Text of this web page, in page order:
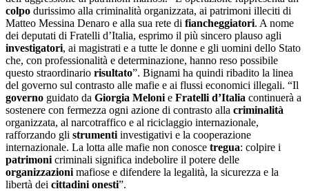
colpo durissimo alla criminalità organizzata, ai patrimoni illeciti di
Matteo Messina Denaro e alla sua rete di fiancheggiatori. A nome
dei deputati di Fratelli d’Italia, esprimo il più sincero plauso agli
investigatori, ai magistrati e a tutte le donne e gli uomini dello Stato
che, con professionalità e determinazione, hanno reso possibile
questo straordinario risultato”. Bignami ha quindi ribadito la linea
del governo sul contrasto alle mafie e ai flussi economici illegali. “Il
governo guidato da Giorgia Meloni e Fratelli d’Italia continuerà a
sostenere con fermezza ogni azione di contrasto alla criminalità
organizzata, al narcotraffico e al riciclaggio internazionale,
rafforzando gli strumenti investigativi e la cooperazione
internazionale. La lotta alle mafie non conosce tregua: colpire i
patrimoni criminali significa indebolire il potere delle
organizzazioni mafiose e difendere la legalità, la sicurezza e la
libertà dei cittadini onesti”.